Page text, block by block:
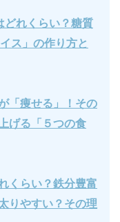
どれくらい？糖質
ス」の作り方と
「痩せる」！その
げる「５つの食
くらい？鉄分豊富
りやすい？その理